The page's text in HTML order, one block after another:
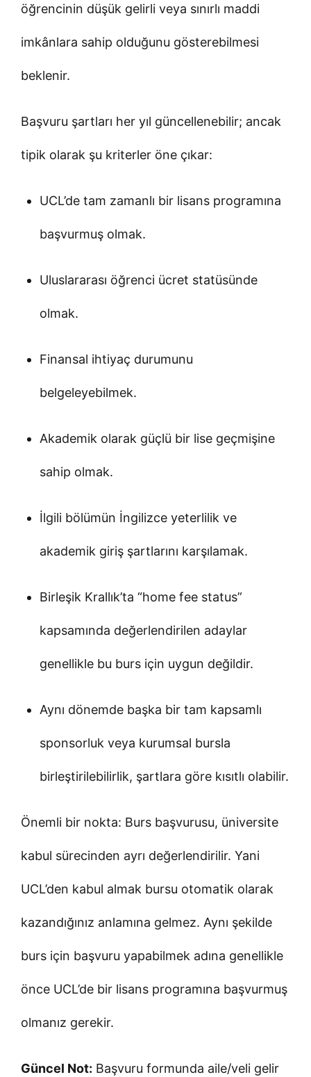
öğrencinin düşük gelirli veya sınırlı maddi
imkânlara sahip olduğunu gösterebilmesi
beklenir.
Başvuru şartları her yıl güncellenebilir; ancak
tipik olarak şu kriterler öne çıkar:
UCL’de tam zamanlı bir lisans programına
başvurmuş olmak.
Uluslararası öğrenci ücret statüsünde
olmak.
Finansal ihtiyaç durumunu
belgeleyebilmek.
Akademik olarak güçlü bir lise geçmişine
sahip olmak.
İlgili bölümün İngilizce yeterlilik ve
akademik giriş şartlarını karşılamak.
Birleşik Krallık’ta “home fee status”
kapsamında değerlendirilen adaylar
genellikle bu burs için uygun değildir.
Aynı dönemde başka bir tam kapsamlı
sponsorluk veya kurumsal bursla
birleştirilebilirlik, şartlara göre kısıtlı olabilir.
Önemli bir nokta: Burs başvurusu, üniversite
kabul sürecinden ayrı değerlendirilir. Yani
UCL’den kabul almak bursu otomatik olarak
kazandığınız anlamına gelmez. Aynı şekilde
burs için başvuru yapabilmek adına genellikle
önce UCL’de bir lisans programına başvurmuş
olmanız gerekir.
Güncel Not: Başvuru formunda aile/veli gelir